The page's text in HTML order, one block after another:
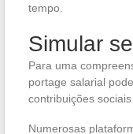
tempo.
Simular
Para uma
portage salarial
contribuições
Numerosas